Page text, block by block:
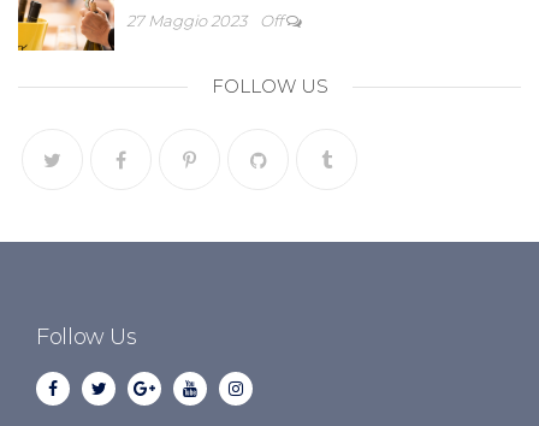
27 Maggio 2023 Off
FOLLOW US
Follow Us